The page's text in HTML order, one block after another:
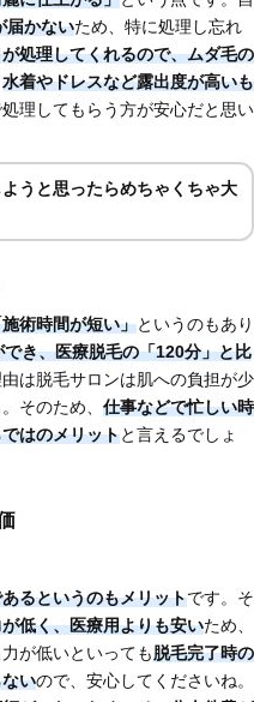
届かないため、特に処理し忘れ
処理してくれるので、ムダ毛の
水着やドレスなど露出度が高いも
理してもらう方が安心だと思い
うと思ったらめちゃくちゃ大
術時間が短い」というのもあり
でき、医療脱毛の「120分」と比
は脱毛サロンは肌への負担が少
そのため、 仕事などで忙しい時
はのメリットと言えるでしょ
るというのもメリットです。そ
低く、医療用よりも安いため、
が低いといっても脱毛完了時の
いので、安心してくださいね。